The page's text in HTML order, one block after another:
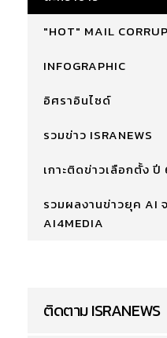
"HOT" MAIL
INFOGRAPHIC
อิศราอินไซด์
รวมข่าว ISRANEWS
เกาะติดข่าวเลือกตั้ง ปี
รวมผลงานข่าวยุค AI
AI4MEDIA
ติดตาม ISRANEWS